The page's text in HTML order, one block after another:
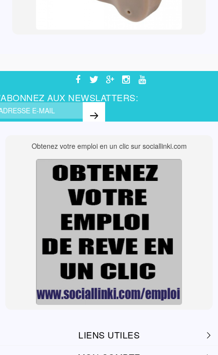
AUX NEWSLATTERS:
Obtenez votre emploi en un clic sur sociallinki.com
LIENS UTILES